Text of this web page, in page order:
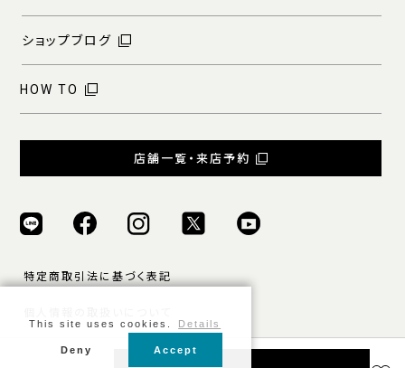
ショップブログ
HOW TO
店舗一覧・来店予約
特定商取引法に基づく表記
ご利用規約
This site uses cookies. Details
Deny Accept